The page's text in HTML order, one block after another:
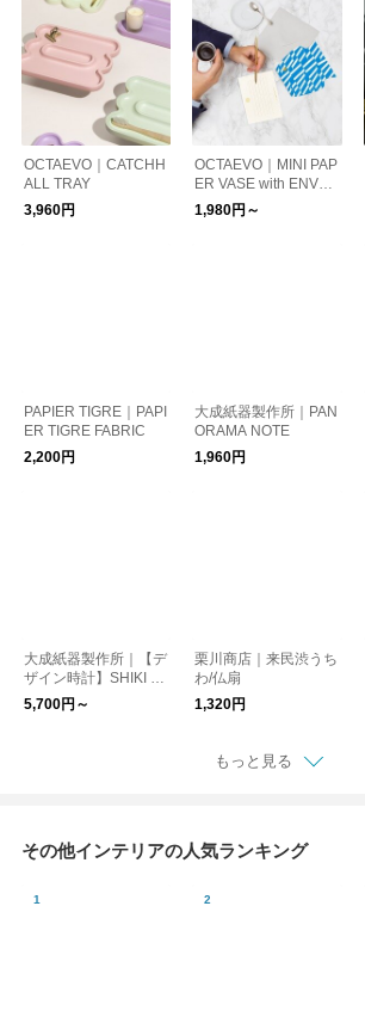
OCTAEVO｜CATCHH
ALL TRAY
3,960円
OCTAEVO｜MINI PAP
ER VASE with ENVEL
OPE
1,980円～
PAPIER TIGRE｜PAPI
ER TIGRE FABRIC
2,200円
大成紙器製作所｜PAN
ORAMA NOTE
1,960円
大成紙器製作所｜【デ
ザイン時計】SHIKI C
LOCK
5,700円～
栗川商店｜来民渋うち
わ/仏扇
1,320円
もっと見る
その他インテリアの人気ランキング